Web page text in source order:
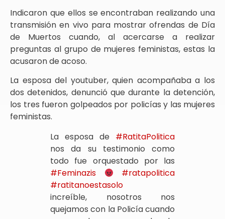
Indicaron que ellos se encontraban realizando una
transmisión en vivo para mostrar ofrendas de Día
de Muertos cuando, al acercarse a realizar
preguntas al grupo de mujeres feministas, estas la
acusaron de acoso.
La esposa del youtuber, quien acompañaba a los
dos detenidos, denunció que durante la detención,
los tres fueron golpeados por policías y las mujeres
feministas.
La esposa de #RatitaPolitica
nos da su testimonio como
todo fue orquestado por las
#Feminazis
#ratapolitica
#ratitanoestasolo
increíble, nosotros nos
quejamos con la Policía cuando